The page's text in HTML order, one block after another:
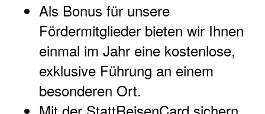
Als Bonus für unsere
Fördermitglieder bieten wir Ihnen
einmal im Jahr eine kostenlose,
exklusive Führung an einem
besonderen Ort.